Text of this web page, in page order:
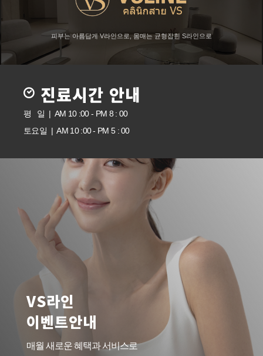
피부는 아름답게 V라인으로, 몸매는 균형잡힌 S라인으로
진료시간 안내
평 일 | AM 10 :00 - PM 8 : 00
토요일 | AM 10 :00 - PM 5 : 00
VS라인
이벤트안내
매월 새로운 혜택과 서비스로